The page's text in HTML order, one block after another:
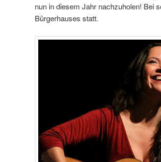
nun in diesem Jahr nachzuholen! Bei
Bürgerhauses statt.